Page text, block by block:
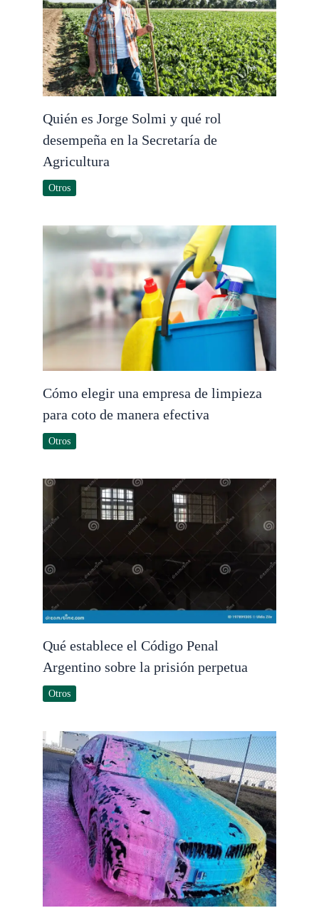
Quién es Jorge Solmi y qué rol
desempeña en la Secretaría de
Agricultura
Otros
Cómo elegir una empresa de limpieza
para coto de manera efectiva
Otros
Qué establece el Código Penal
Argentino sobre la prisión perpetua
Otros